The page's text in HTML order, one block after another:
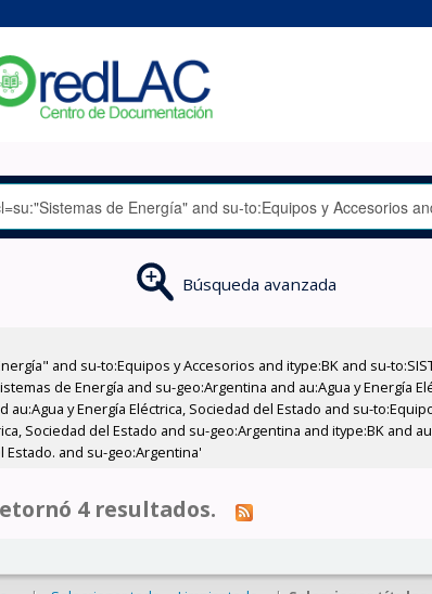
Búsqueda avanzada
and su-to:Equipos y Accesorios and itype:BK and su-
de Energía and su-geo:Argentina and au:Agua y Energía
y Energía Eléctrica, Sociedad del Estado and su-
Sociedad del Estado and su-geo:Argentina and itype:BK and
Estado. and su-geo:Argentina'
4 resultados.